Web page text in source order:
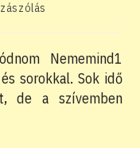
Nememind1
sorokkal. Sok idő
de a szívemben